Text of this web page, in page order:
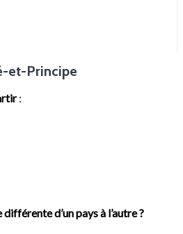
et-Principe
:
d’un pays à l’autre ?